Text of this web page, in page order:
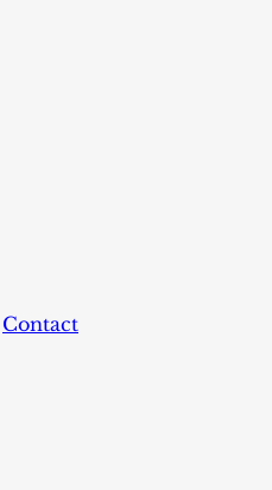
Contact